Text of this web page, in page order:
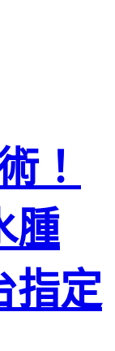
！
腫
指定